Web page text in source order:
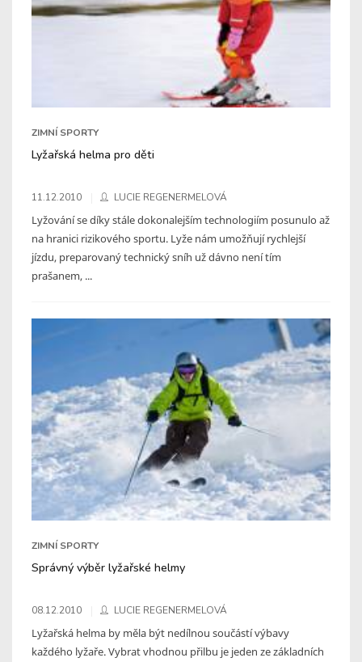
ZIMNÍ SPORTY
Lyžařská helma pro děti
11.12.2010 LUCIE REGENERMELOVÁ
Lyžování se díky stále dokonalejším technologiím posunulo až
na hranici rizikového sportu. Lyže nám umožňují rychlejší
jízdu, preparovaný technický sníh už dávno není tím
prašanem, ...
ZIMNÍ SPORTY
Správný výběr lyžařské helmy
08.12.2010 LUCIE REGENERMELOVÁ
Lyžařská helma by měla být nedílnou součástí výbavy
každého lyžaře. Vybrat vhodnou přilbu je jeden ze základních